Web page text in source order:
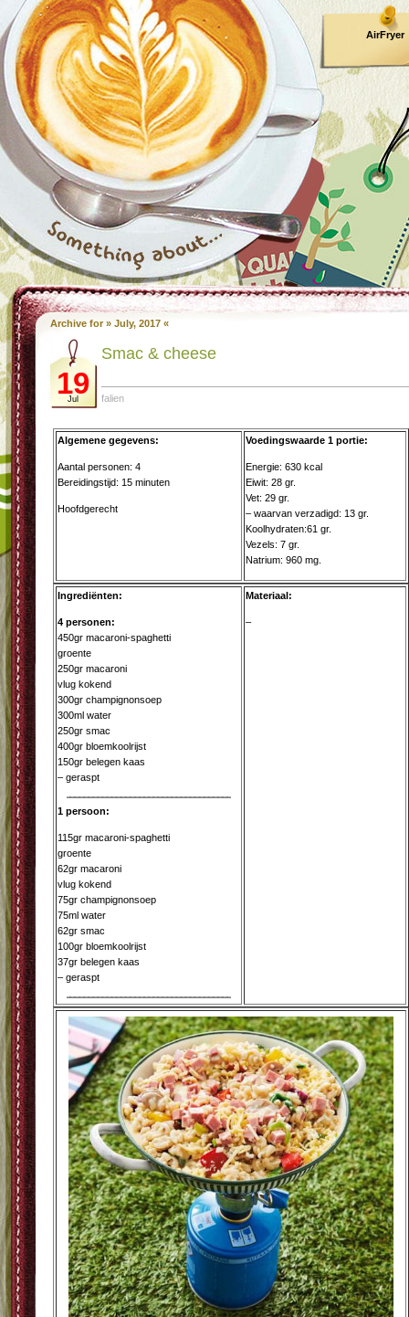
AirFryer
Archive for » July, 2017 «
19
Jul
Smac & chee­se
falien
Algemene gegevens:
Aantal personen: 4
Bereidingstijd: 15 minuten
Hoofdgerecht
Voedingswaarde 1 portie:
Energie: 630 kcal
Eiwit: 28 gr.
Vet: 29 gr.
– waarvan verzadigd: 13 gr.
Koolhydraten:61 gr.
Vezels: 7 gr.
Natrium: 960 mg.
Ingrediënten:
4 personen:
450gr macaroni-spaghetti
groente
250gr macaroni
vlug kokend
300gr champignonsoep
300ml water
250gr smac
400gr bloemkoolrijst
150gr belegen kaas
– geraspt
1 persoon:
115gr macaroni-spaghetti
groente
62gr macaroni
vlug kokend
75gr champignonsoep
75ml water
62gr smac
100gr bloemkoolrijst
37gr belegen kaas
– geraspt
Materiaal:
–